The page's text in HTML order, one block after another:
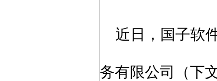
近日，国子软
务有限公司（下